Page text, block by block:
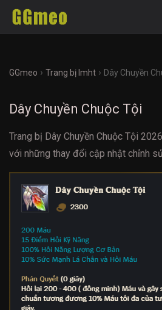
GGmeo › Trang bị lmht › Dây Chuyền
Dây Chuyền Chuộc Tội
Trang bị Dây Chuyền Chuộc Tội
với những thay đổi cập nhật chỉnh